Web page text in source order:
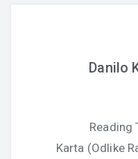
Danilo
Reading
Karta (Odlike